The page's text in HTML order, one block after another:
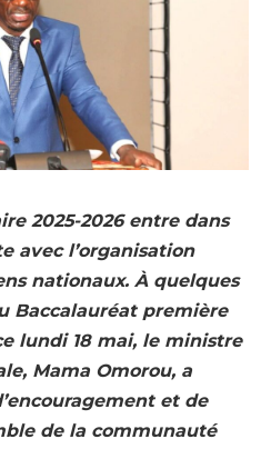
2025-2026 entre dans
avec l’organisation
nationaux. À quelques
Baccalauréat première
lundi 18 mai, le ministre
Mama Omorou, a
et de
de la communauté